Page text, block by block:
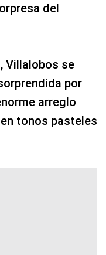
del
Villalobos se
por
arreglo
tonos pasteles